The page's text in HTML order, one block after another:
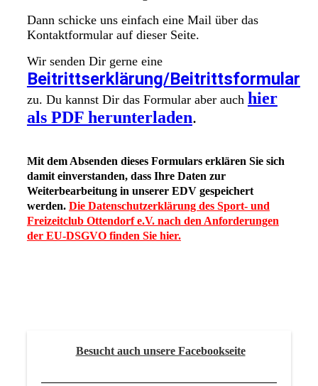
Dann schicke uns einfach eine Mail über das
Kontaktformular auf dieser Seite.
Wir senden Dir gerne eine
Beitrittserklärung/Beitrittsformular
zu. Du kannst Dir das Formular aber auch hier
als PDF herunterladen.
Mit dem Absenden dieses Formulars erklären Sie sich
damit einverstanden, dass Ihre Daten zur
Weiterbearbeitung in unserer EDV gespeichert
werden. Die Datenschutzerklärung des Sport- und
Freizeitclub Ottendorf e.V. nach den Anforderungen
der EU-DSGVO finden Sie hier.
Besucht auch unsere Facebookseite